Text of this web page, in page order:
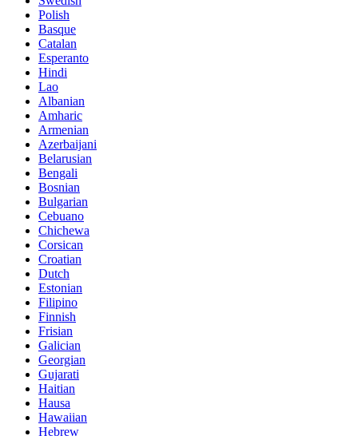
Polish
Basque
Catalan
Esperanto
Hindi
Lao
Albanian
Amharic
Armenian
Azerbaijani
Belarusian
Bengali
Bosnian
Bulgarian
Cebuano
Chichewa
Corsican
Croatian
Dutch
Estonian
Filipino
Finnish
Frisian
Galician
Georgian
Gujarati
Haitian
Hausa
Hawaiian
Hebrew